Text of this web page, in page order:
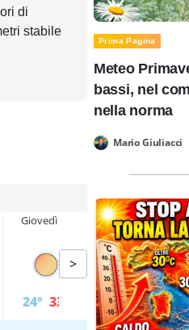
di
stabile
Giovedì 13
24° 33°
>
Prima Pagina
Meteo
bassi, nel
nella norma
Mario Giuliacci